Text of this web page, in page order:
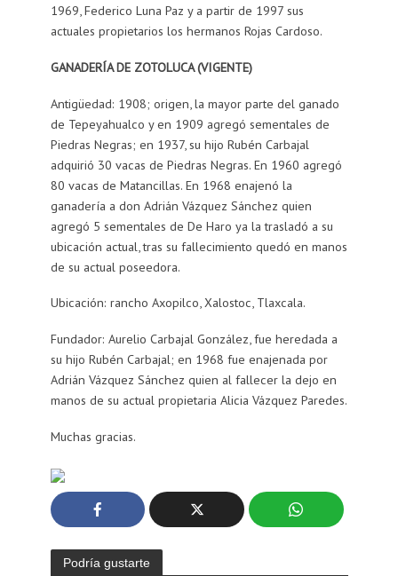
1969, Federico Luna Paz y a partir de 1997 sus
actuales propietarios los hermanos Rojas Cardoso.
GANADERÍA DE ZOTOLUCA (VIGENTE)
Antigüedad: 1908; origen, la mayor parte del ganado
de Tepeyahualco y en 1909 agregó sementales de
Piedras Negras; en 1937, su hijo Rubén Carbajal
adquirió 30 vacas de Piedras Negras. En 1960 agregó
80 vacas de Matancillas. En 1968 enajenó la
ganadería a don Adrián Vázquez Sánchez quien
agregó 5 sementales de De Haro ya la trasladó a su
ubicación actual, tras su fallecimiento quedó en manos
de su actual poseedora.
Ubicación: rancho Axopilco, Xalostoc, Tlaxcala.
Fundador: Aurelio Carbajal González, fue heredada a
su hijo Rubén Carbajal; en 1968 fue enajenada por
Adrián Vázquez Sánchez quien al fallecer la dejo en
manos de su actual propietaria Alicia Vázquez Paredes.
Muchas gracias.
Podría gustarte